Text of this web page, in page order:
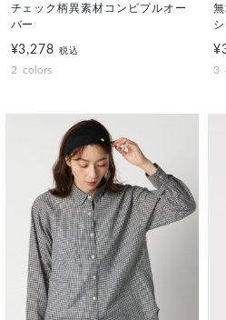
チェック柄異素材コンビプルオー
バー
¥3,278税込
2 colors 3